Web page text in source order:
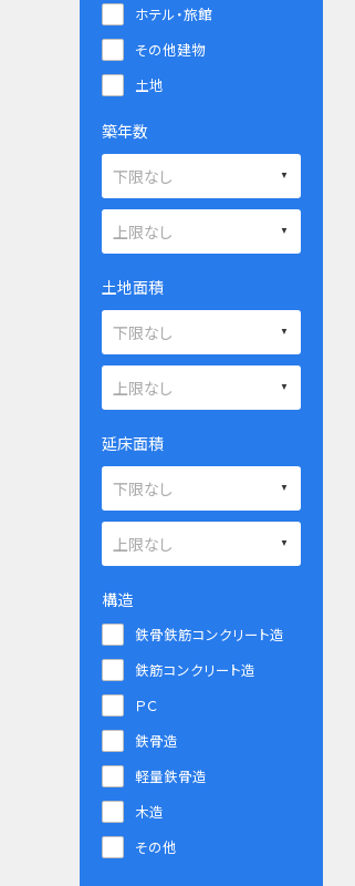
ホテル・旅館
その他建物
土地
築年数
土地面積
延床面積
構造
鉄骨鉄筋コンクリート造
鉄筋コンクリート造
ＰＣ
鉄骨造
軽量鉄骨造
木造
その他